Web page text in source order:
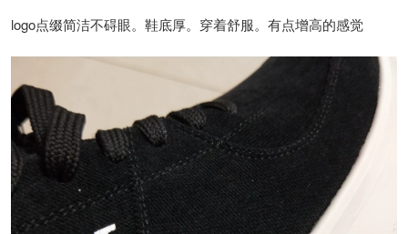
logo点缀简洁不碍眼。鞋底厚。穿着舒服。有点增高的感觉